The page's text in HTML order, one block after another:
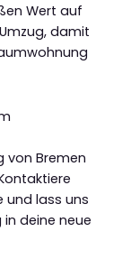
Wert auf
damit
von Bremen
und lass uns
deine neue